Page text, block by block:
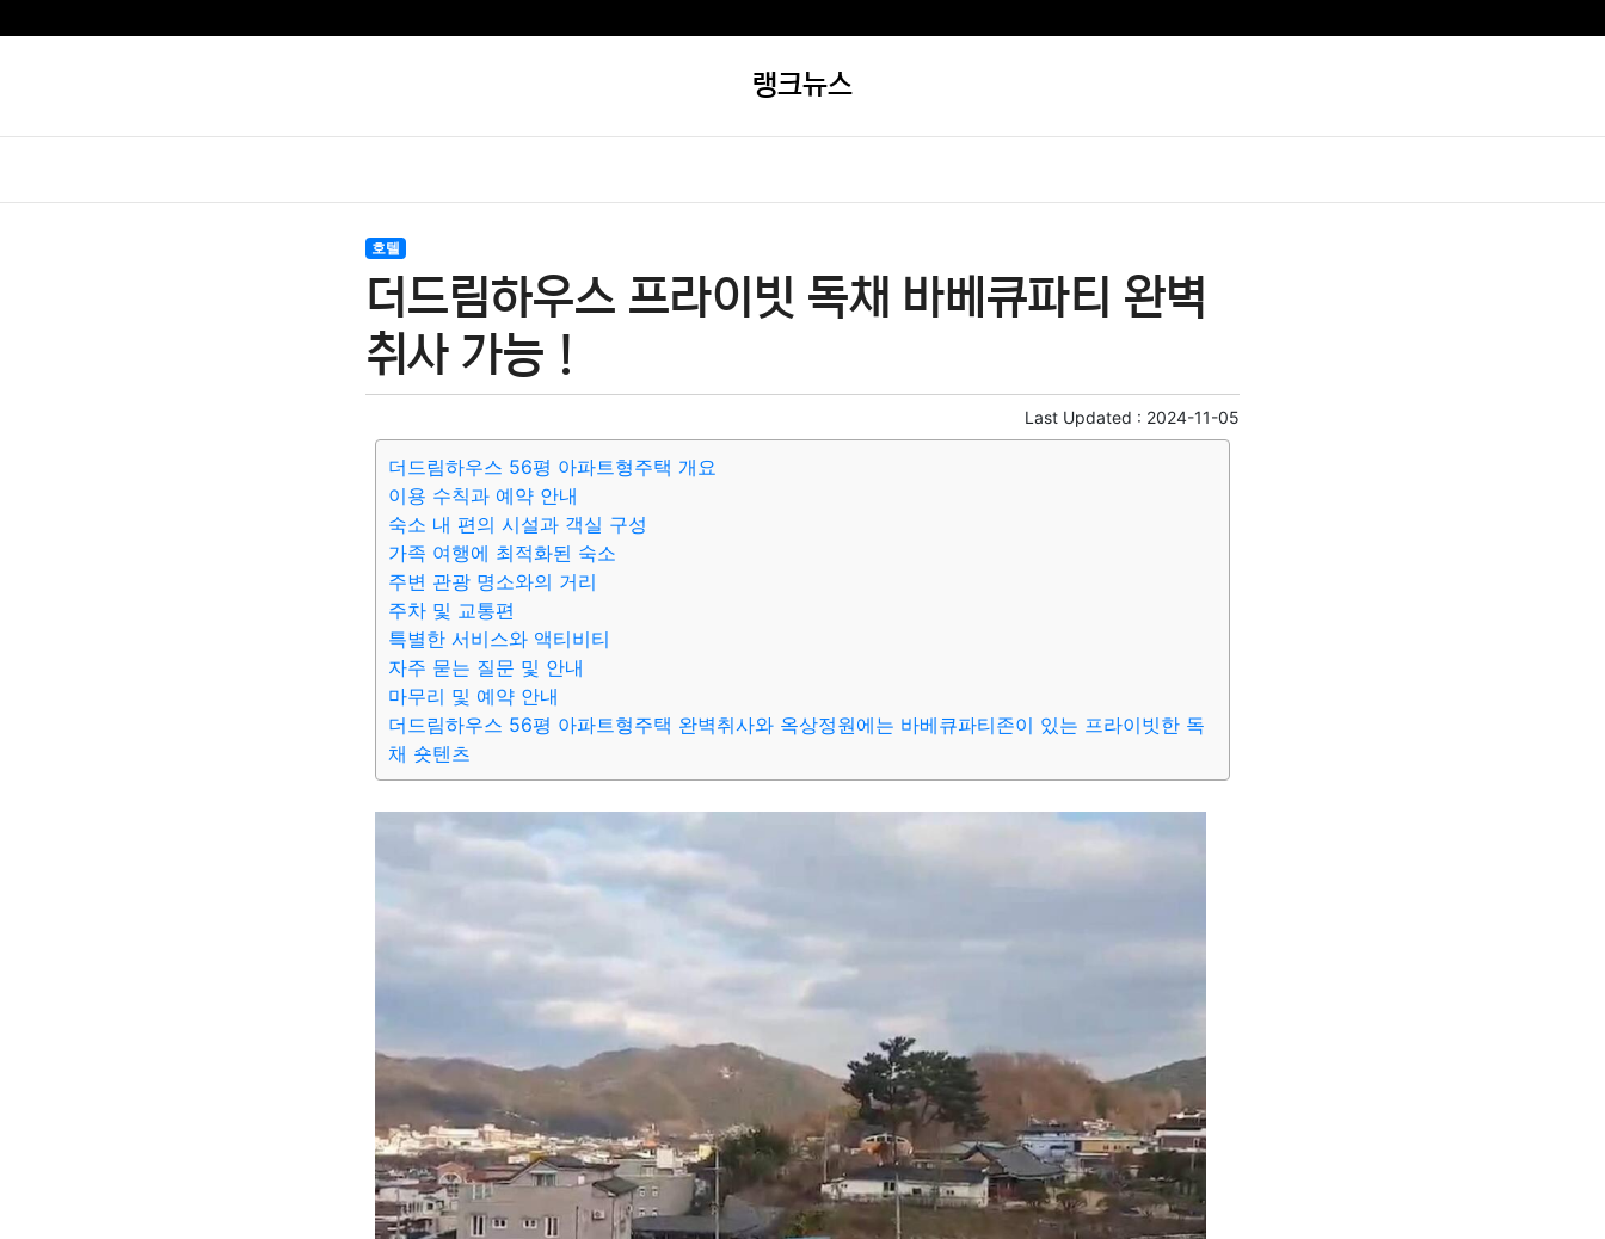
랭크뉴스
호텔
더드림하우스 프라이빗 독채 바베큐파티 완벽
취사 가능！
Last Updated : 2024-11-05
더드림하우스 56평 아파트형주택 개요
이용 수칙과 예약 안내
숙소 내 편의 시설과 객실 구성
가족 여행에 최적화된 숙소
주변 관광 명소와의 거리
주차 및 교통편
특별한 서비스와 액티비티
자주 묻는 질문 및 안내
마무리 및 예약 안내
더드림하우스 56평 아파트형주택 완벽취사와 옥상정원에는 바베큐파티존이 있는 프라이빗한 독
채 숏텐츠